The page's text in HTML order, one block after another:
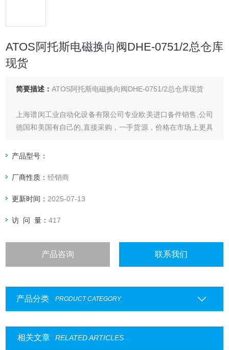
ATOS阿托斯电磁换向阀DHE-0751/2总仓库
现货
简要描述：ATOS阿托斯电磁换向阀DHE-0751/2总仓库现货
上海谱闵工业自动化设备有限公司专业欧美进口备件销售,公司
德国和美国有自己的,直接采购，一手货源，价格在市场上更具
货给我们提供固定折扣，确保我们给客户惠的价格。
渠道广: 除了现货，我们跟欧洲许多有直接的业务关系，使我
们可以采购到由于保护而不能报价的品。
产品型号：
厂商性质：经销商
更新时间： 2025-07-13
访 问 量：417
产品咨询 联系我们
产品分类 PRODUCT CATEGORY
相关文章 RELATED ARTICLES